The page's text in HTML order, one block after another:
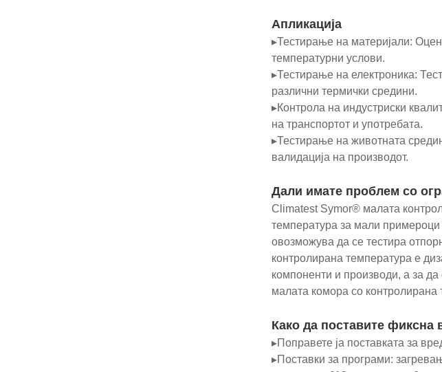
Апликација
▸Тестирање на материјали:
температурни услови.
▸Тестирање на електроника:
различни термички средини.
▸Контрола на индустриски
на транспортот и употребата.
▸Тестирање на животната
валидација на производот.
Дали имате проблем со
Climatest Symor® малата
температура за мали
овозможува да се тестира
контролирана температура е
компоненти и производи, а за
малата комора со контролирана
Како да поставите фиксна
▸Поправете ја поставката за
▸Поставки за програми: